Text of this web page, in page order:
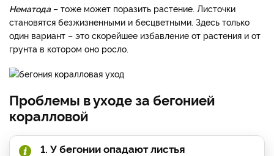
Нематода– тоже может поразить растение. Листочки
становятся безжизненными и бесцветными. Здесь только
один вариант – это скорейшее избавление от растения и от
грунта в котором оно росло.
Проблемы в уходе за бегонией
коралловой
1. У бегонии опадают листья